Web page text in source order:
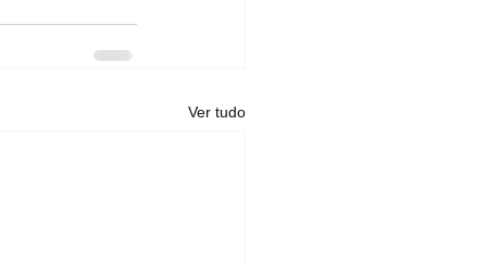
Ver tudo